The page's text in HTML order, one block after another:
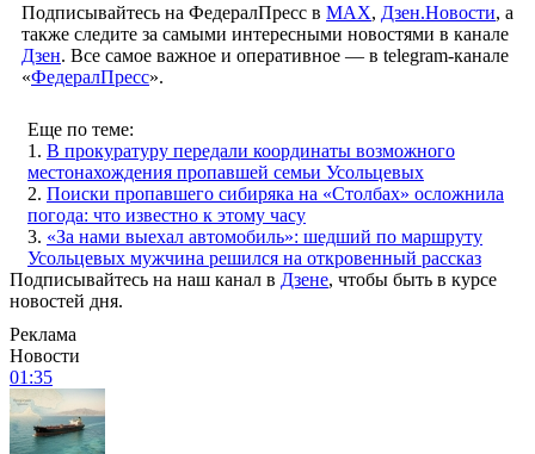
Подписывайтесь на ФедералПресс в МАХ, Дзен.Новости, а
также следите за самыми интересными новостями в канале
Дзен. Все самое важное и оперативное — в telegram-канале
«ФедералПресс».
Еще по теме:
1. В прокуратуру передали координаты возможного
местонахождения пропавшей семьи Усольцевых
2. Поиски пропавшего сибиряка на «Столбах» осложнила
погода: что известно к этому часу
3. «За нами выехал автомобиль»: шедший по маршруту
Усольцевых мужчина решился на откровенный рассказ
Подписывайтесь на наш канал в Дзене, чтобы быть в курсе
новостей дня.
Реклама
Новости
01:35